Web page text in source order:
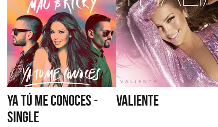
YA TÚ ME CONOCES -
SINGLE
VALIENTE